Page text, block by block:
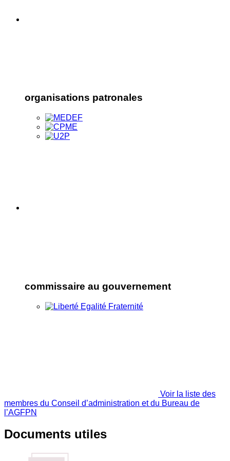
organisations patronales
commissaire au gouvernement
Voir la liste des
membres du Conseil d’administration et du Bureau de
l’AGFPN
Documents utiles